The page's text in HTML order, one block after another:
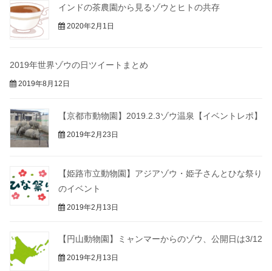
インドの茶農園から見るゾウとヒトの共存
2020年2月1日
2019年世界ゾウの日ツイートまとめ
2019年8月12日
【京都市動物園】2019.2.3ゾウ温泉【イベントレポ】
2019年2月23日
【姫路市立動物園】アジアゾウ・姫子さんとひな祭り
のイベント
2019年2月13日
【円山動物園】ミャンマーからのゾウ、公開日は3/12
2019年2月13日